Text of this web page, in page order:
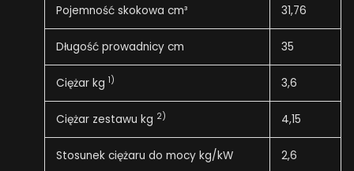
Pojemność skokowa cm³ 31,76
Długość prowadnicy cm 35
Ciężar kg 1) 3,6
Ciężar zestawu kg 2) 4,15
Stosunek ciężaru do mocy kg/kW 2,6